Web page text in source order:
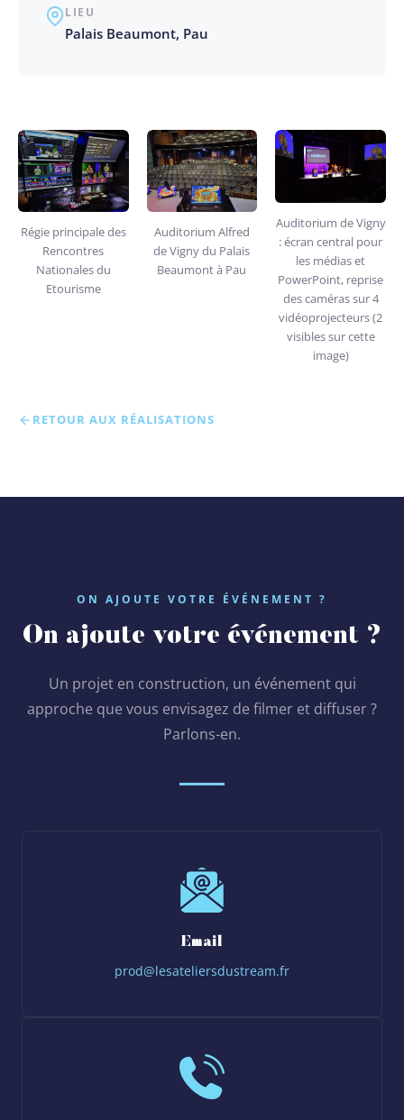
LIEU
Palais Beaumont, Pau
Régie principale des
Rencontres
Nationales du
Etourisme
Auditorium Alfred
de Vigny du Palais
Beaumont à Pau
Auditorium de Vigny
: écran central pour
les médias et
PowerPoint, reprise
des caméras sur 4
vidéoprojecteurs (2
visibles sur cette
image)
RETOUR AUX RÉALISATIONS
ON AJOUTE VOTRE ÉVÉNEMENT ?
On ajoute votre événement ?
Un projet en construction, un événement qui
approche que vous envisagez de filmer et diffuser ?
Parlons-en.
Email
prod@lesateliersdustream.fr